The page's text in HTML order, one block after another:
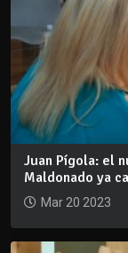
Juan Pígola: el
Maldonado ya
Mar 20 2023